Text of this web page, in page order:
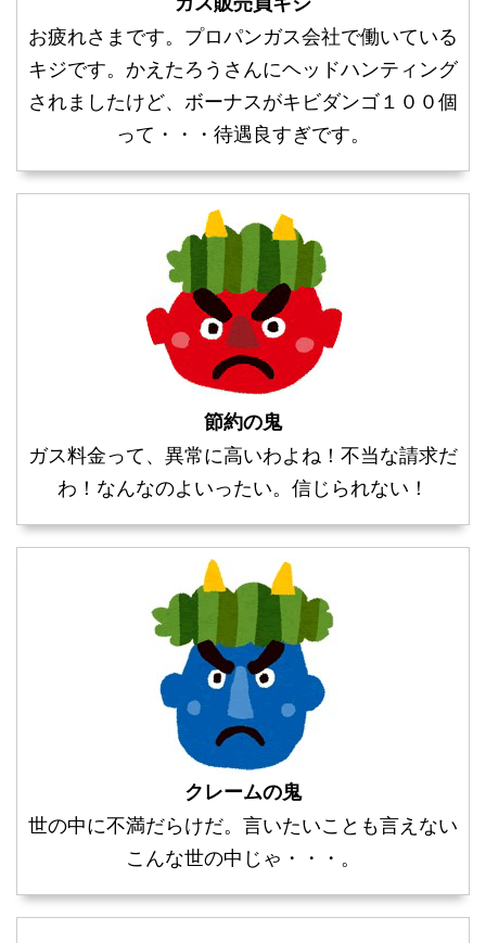
お疲れさまです。プロパンガス会社で働いている
キジです。かえたろうさんにヘッドハンティング
されましたけど、ボーナスがキビダンゴ１００個
って・・・待遇良すぎです。
節約の鬼
ガス料金って、異常に高いわよね！不当な請求だ
わ！なんなのよいったい。信じられない！
クレームの鬼
世の中に不満だらけだ。言いたいことも言えない
こんな世の中じゃ・・・。